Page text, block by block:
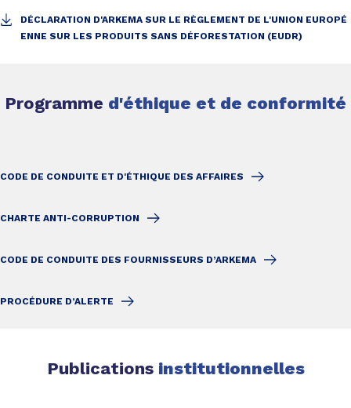
DÉCLARATION D'ARKEMA SUR LE RÈGLEMENT DE L'UNION EUROPÉ
ENNE SUR LES PRODUITS SANS DÉFORESTATION (EUDR)
Programme d'éthique et de conformité
CODE DE CONDUITE ET D'ÉTHIQUE DES AFFAIRES
CHARTE ANTI-CORRUPTION
CODE DE CONDUITE DES FOURNISSEURS D’ARKEMA
PROCÉDURE D’ALERTE
Publications institutionnelles